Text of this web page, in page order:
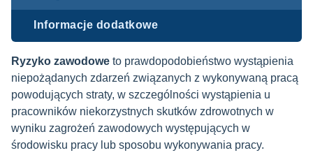
Informacje dodatkowe
Ryzyko zawodowe to prawdopodobieństwo wystąpienia
niepożądanych zdarzeń związanych z wykonywaną pracą
powodujących straty, w szczególności wystąpienia u
pracowników niekorzystnych skutków zdrowotnych w
wyniku zagrożeń zawodowych występujących w
środowisku pracy lub sposobu wykonywania pracy.